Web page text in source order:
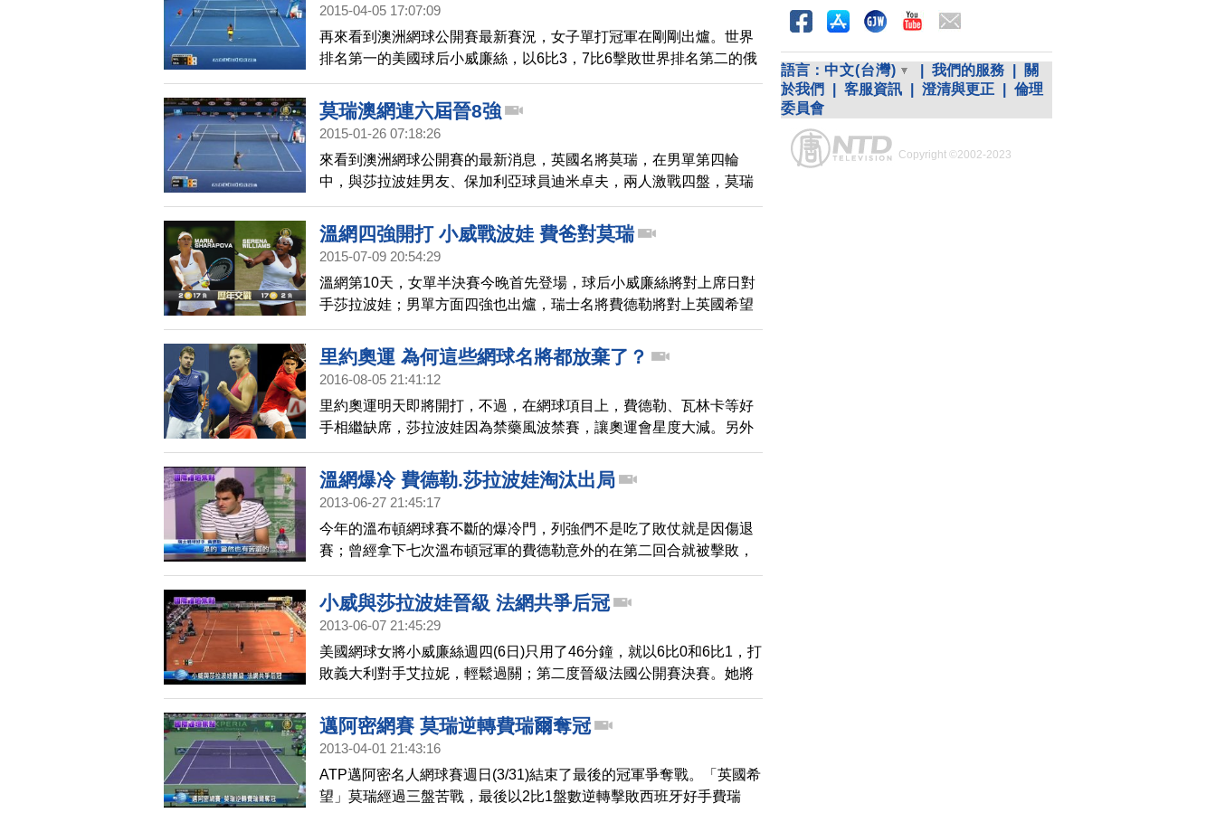
2015-04-05 17:07:09
再來看到澳洲網球公開賽最新賽況，女子單打冠軍在剛剛出爐。世界
排名第一的美國球后小威廉絲，以6比3，7比6擊敗世界排名第二的俄
羅斯好手莎拉波娃，順利奪得個人第19座大滿貫單打冠軍，僅次於德
國傳奇球員葛拉芙創下的22座紀錄。
莫瑞澳網連六屆晉8強
2015-01-26 07:18:26
來看到澳洲網球公開賽的最新消息，英國名將莫瑞，在男單第四輪
中，與莎拉波娃男友、保加利亞球員迪米卓夫，兩人激戰四盤，莫瑞
以6比4、6比7(5)、6比3和7比5獲勝，連續六屆澳網打進男單8強。
溫網四強開打 小威戰波娃 費爸對莫瑞
2015-07-09 20:54:29
溫網第10天，女單半決賽今晚首先登場，球后小威廉絲將對上席日對
手莎拉波娃；男單方面四強也出爐，瑞士名將費德勒將對上英國希望
莫瑞，不過，新科法網冠軍瓦林卡，則是提前出局，無緣進入四強。
里約奧運 為何這些網球名將都放棄了？
2016-08-05 21:41:12
里約奧運明天即將開打，不過，在網球項目上，費德勒、瓦林卡等好
手相繼缺席，莎拉波娃因為禁藥風波禁賽，讓奧運會星度大減。另外
分析指出，里約奧運因為積分、還有比賽時程的問題，也影響選手意
願。
溫網爆冷 費德勒.莎拉波娃淘汰出局
2013-06-27 21:45:17
今年的溫布頓網球賽不斷的爆冷門，列強們不是吃了敗仗就是因傷退
賽；曾經拿下七次溫布頓冠軍的費德勒意外的在第二回合就被擊敗，
女單方面，第三種子莎拉波娃也在26號的比賽中頻頻滑倒，慘遭淘
汰。
小威與莎拉波娃晉級 法網共爭后冠
2013-06-07 21:45:29
美國網球女將小威廉絲週四(6日)只用了46分鐘，就以6比0和6比1，打
敗義大利對手艾拉妮，輕鬆過關；第二度晉級法國公開賽決賽。她將
在冠軍決賽中和尋求衛冕的俄羅斯明星球員莎拉波娃共爭后冠。
邁阿密網賽 莫瑞逆轉費瑞爾奪冠
2013-04-01 21:43:16
ATP邁阿密名人網球賽週日(3/31)結束了最後的冠軍爭奪戰。「英國希
望」莫瑞經過三盤苦戰，最後以2比1盤數逆轉擊敗西班牙好手費瑞
語言： 中文(台灣) 我們的服務
關
於我們
客服資訊 澄清與更正
倫理
委員會
Copyright ©2002-2023